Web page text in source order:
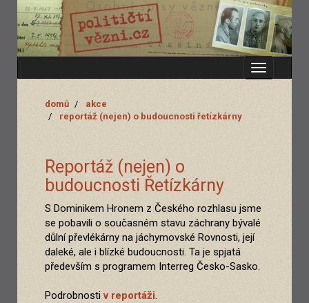
Zobrazit
domů
akce
reportáž (nejen) o budoucnosti řetízkárny
Reportáž (nejen) o
budoucnosti Řetízkárny
S Dominikem Hronem z Českého rozhlasu jsme
se pobavili o současném stavu záchrany bývalé
důlní převlékárny na jáchymovské Rovnosti, její
daleké, ale i blízké budoucnosti. Ta je spjatá
především s programem Interreg Česko-Sasko.
Podrobnostiv reportáži.